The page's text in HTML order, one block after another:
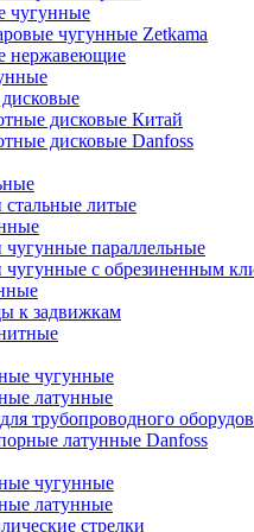
чугунные
чугунные Zetkama
нержавеющие
дисковые Китай
дисковые Danfoss
литые
параллельные
чугунные с обрезиненным
к задвижкам
чугунные
латунные
трубопроводного
латунные Danfoss
чугунные
латунные
стрелки